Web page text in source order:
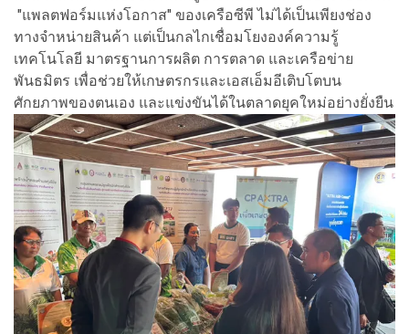
"แพลตฟอร์มแห่งโอกาส" ของเครือซีพี ไม่ได้เป็นเพียงช่อง
ทางจำหน่ายสินค้า แต่เป็นกลไกเชื่อมโยงองค์ความรู้
เทคโนโลยี มาตรฐานการผลิต การตลาด และเครือข่าย
พันธมิตร เพื่อช่วยให้เกษตรกรและเอสเอ็มอีเติบโตบน
ศักยภาพของตนเอง และแข่งขันได้ในตลาดยุคใหม่อย่างยั่งยืน